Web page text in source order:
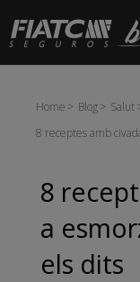
Salta al contingut
Home Blog
Salut
8 receptes amb
8
a
els dits